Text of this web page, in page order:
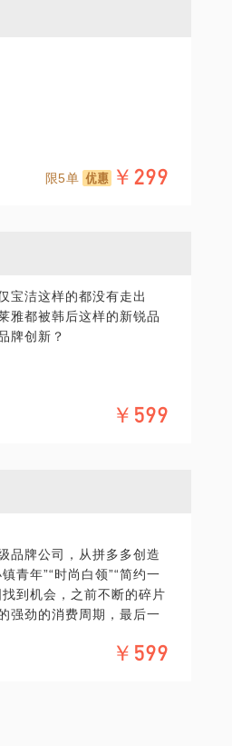
限5单 ￥299
宝洁这样的都没有走出
雅都被韩后这样的新锐品
牌创新？
￥599
品牌公司，从拼多多创造
青年”“时尚白领”“简约一
到机会，之前不断的碎片
强劲的消费周期，最后一
幄的运！）
￥599